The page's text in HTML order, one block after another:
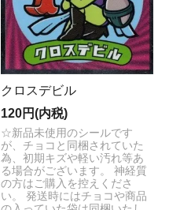
クロスデビル
120円(内税)
☆新品未使用のシールです
が、チョコと同梱されていた
為、初期キズや軽い汚れ等あ
る場合がございます。 神経質
の方はご購入を控えくださ
い。 発送時にはチョコや商品